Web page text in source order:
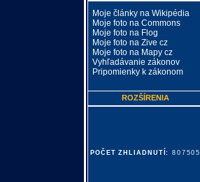
Moje články na Wikipédia
Moje foto na Commons
Moje foto na Flog
Moje foto na Zive cz
Moje foto na Mapy cz
Vyhľadávanie zákonov
Pripomienky k zákonom
ROZŠÍRENIA
POČET ZHLIADNUTÍ: 807505